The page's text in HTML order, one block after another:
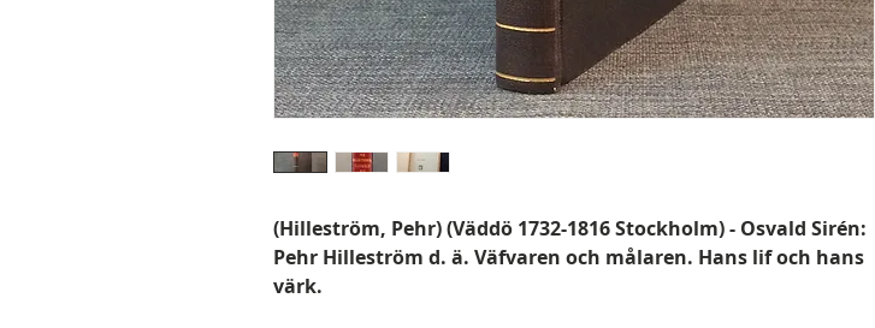
(Hilleström, Pehr) (Väddö 1732-1816 Stockholm) - Osvald Sirén:
Pehr Hilleström d. ä. Väfvaren och målaren. Hans lif och hans
värk.